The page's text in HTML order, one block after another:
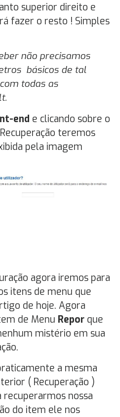
superior direito e
fazer o resto ! Simples
não precisamos
básicos de tal
todas as
end e clicando sobre o
teremos
pela imagem
agora iremos para
itens de menu que
de hoje. Agora
de Menu Repor que
mistério em sua
a mesma
( Recuperação )
recuperarmos nossa
do item ele nos